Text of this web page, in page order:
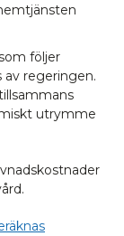
följer
av regeringen.
utrymme